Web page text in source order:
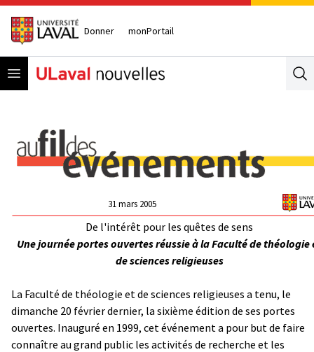
Donner monPortail
Open menu
31 mars 2005
De l'intérêt pour les quêtes de sens
Une journée portes ouvertes réussie à la Faculté de théologie
de sciences religieuses
La Faculté de théologie et de sciences religieuses a tenu, le
dimanche 20 février dernier, la sixième édition de ses portes
ouvertes. Inauguré en 1999, cet événement a pour but de faire
connaître au grand public les activités de recherche et les